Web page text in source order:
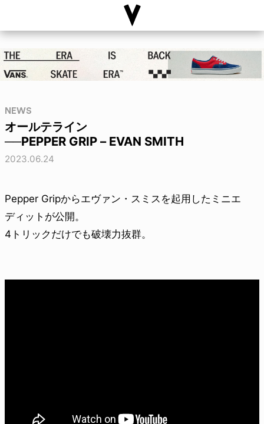
NEWS
オールテライン
──PEPPER GRIP – EVAN SMITH
2023.06.24
Pepper Gripからエヴァン・スミスを起用したミニエ
ディットが公開。
4トリックだけでも破壊力抜群。